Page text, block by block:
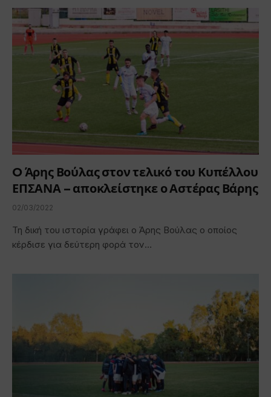
O Άρης Βούλας στον τελικό του Κυπέλλου
ΕΠΣΑΝΑ – αποκλείστηκε ο Αστέρας Βάρης
02/03/2022
Τη δική του ιστορία γράφει ο Άρης Βούλας ο οποίος
κέρδισε για δεύτερη φορά τον…